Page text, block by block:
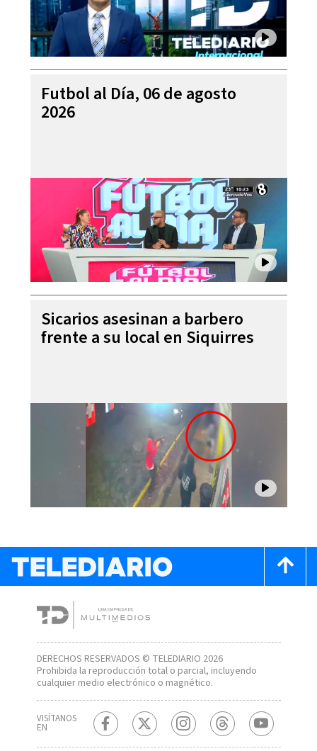
Futbol al Día, 06 de agosto
2026
Sicarios asesinan a barbero
frente a su local en Siquirres
DERECHOS RESERVADOS © TELEDIARIO 2026
Prohibida la reproducción total o parcial, incluyendo
cualquier medio electrónico o magnético.
VISÍTANOS
EN